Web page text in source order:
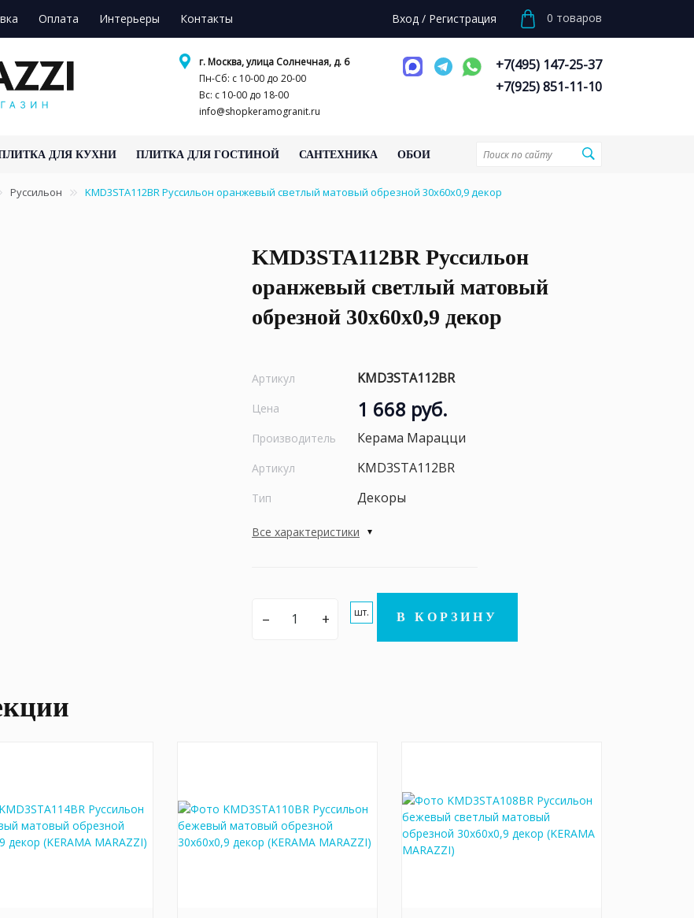
Оплата Интерьеры Контакты Вход / Регистрация 0 товаров
г. Москва, улица Солнечная, д. 6
Пн-Сб: с 10-00 до 20-00
Вс: с 10-00 до 18-00
info@shopkeramogranit.ru
+7(495) 147-25-37
+7(925) 851-11-10
ДЛЯ КУХНИ ПЛИТКА ДЛЯ ГОСТИНОЙ САНТЕХНИКА ОБОИ
Руссильон KMD3STA112BR Руссильон оранжевый светлый матовый обрезной 30x60x0,9 декор
KMD3STA112BR Руссильон
оранжевый светлый матовый
обрезной 30x60x0,9 декор
Артикул KMD3STA112BR
Цена 1 668 руб.
Производитель Керама Марацци
Артикул KMD3STA112BR
Тип Декоры
Все характеристики
– + шт. В КОРЗИНУ